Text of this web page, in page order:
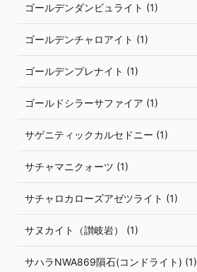
ゴールデンダンビュライト (1)
ゴールデンチャロアイト (1)
ゴールデンプレナイト (1)
ゴールドシラーサファイア (1)
サゲニティックカルセドニー (1)
サチャマニクォーツ (1)
サチャロカローズアゼツライト (1)
サヌカイト（讃岐岩） (1)
サハラNWA869隕石(コンドライト) (1)